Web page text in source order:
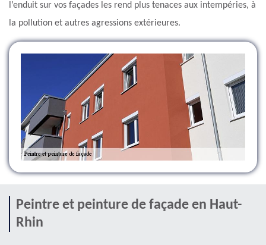
l’enduit sur vos façades les rend plus tenaces aux intempéries, à
la pollution et autres agressions extérieures.
Peintre et peinture de façade en Haut-
Rhin